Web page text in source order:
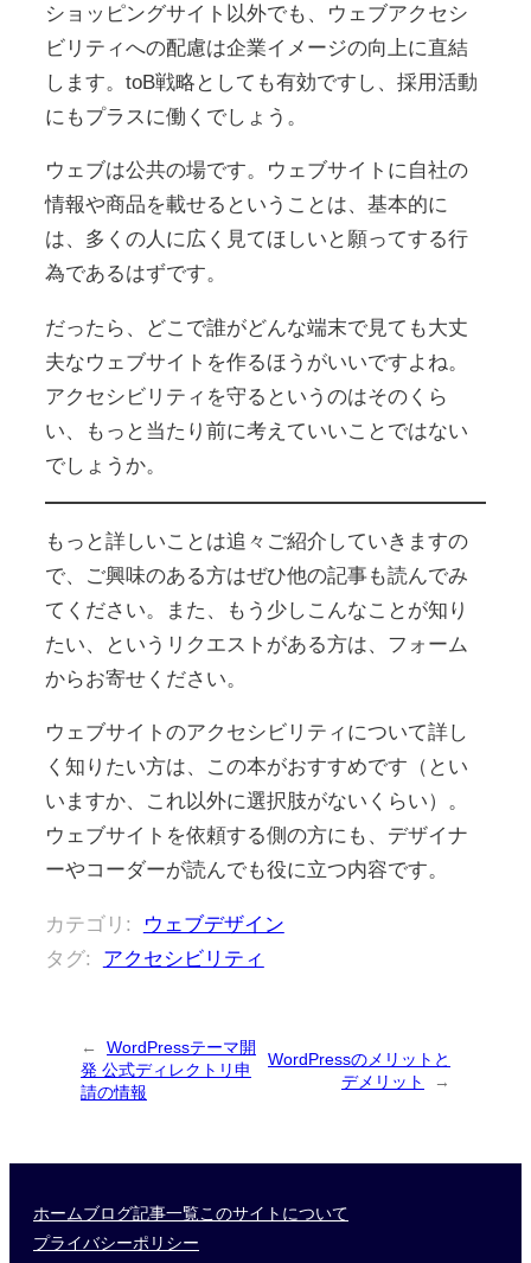
ショッピングサイト以外でも、ウェブアクセシ
ビリティへの配慮は企業イメージの向上に直結
します。toB戦略としても有効ですし、採用活動
にもプラスに働くでしょう。
ウェブは公共の場です。ウェブサイトに自社の
情報や商品を載せるということは、基本的に
は、多くの人に広く見てほしいと願ってする行
為であるはずです。
だったら、どこで誰がどんな端末で見ても大丈
夫なウェブサイトを作るほうがいいですよね。
アクセシビリティを守るというのはそのくら
い、もっと当たり前に考えていいことではない
でしょうか。
もっと詳しいことは追々ご紹介していきますの
で、ご興味のある方はぜひ他の記事も読んでみ
てください。また、もう少しこんなことが知り
たい、というリクエストがある方は、フォーム
からお寄せください。
ウェブサイトのアクセシビリティについて詳し
く知りたい方は、この本がおすすめです（とい
いますか、これ以外に選択肢がないくらい）。
ウェブサイトを依頼する側の方にも、デザイナ
ーやコーダーが読んでも役に立つ内容です。
カテゴリ:
ウェブデザイン
タグ:
アクセシビリティ
←
WordPressテーマ開
発 公式ディレクトリ申
請の情報
WordPressのメリットと
デメリット
→
ホームブログ記事一覧このサイトについて
プライバシーポリシー